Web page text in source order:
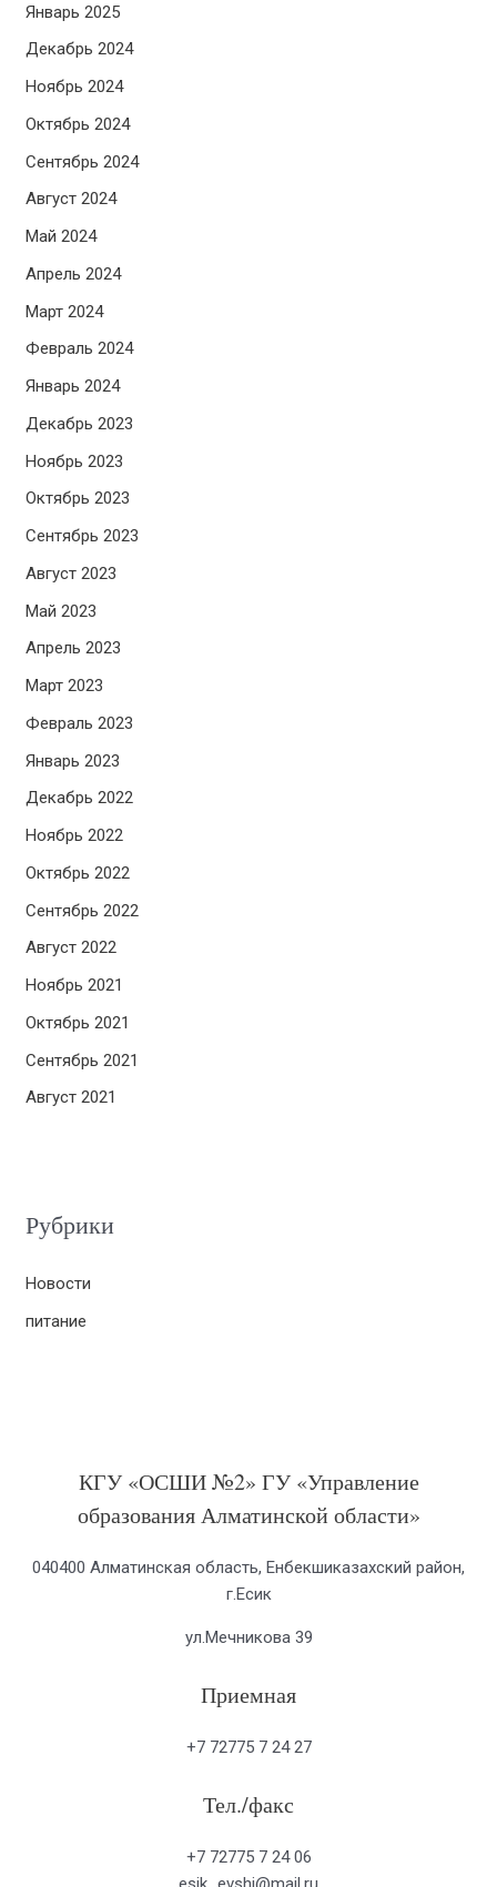
Январь 2025
Декабрь 2024
Ноябрь 2024
Октябрь 2024
Сентябрь 2024
Август 2024
Май 2024
Апрель 2024
Март 2024
Февраль 2024
Январь 2024
Декабрь 2023
Ноябрь 2023
Октябрь 2023
Сентябрь 2023
Август 2023
Май 2023
Апрель 2023
Март 2023
Февраль 2023
Январь 2023
Декабрь 2022
Ноябрь 2022
Октябрь 2022
Сентябрь 2022
Август 2022
Ноябрь 2021
Октябрь 2021
Сентябрь 2021
Август 2021
Рубрики
Новости
питание
КГУ «ОСШИ №2» ГУ «Управление
образования Алматинской области»
040400 Алматинская область, Енбекшиказахский район,
г.Есик
ул.Мечникова 39
Приемная
+7 72775 7 24 27
Тел./факс
+7 72775 7 24 06